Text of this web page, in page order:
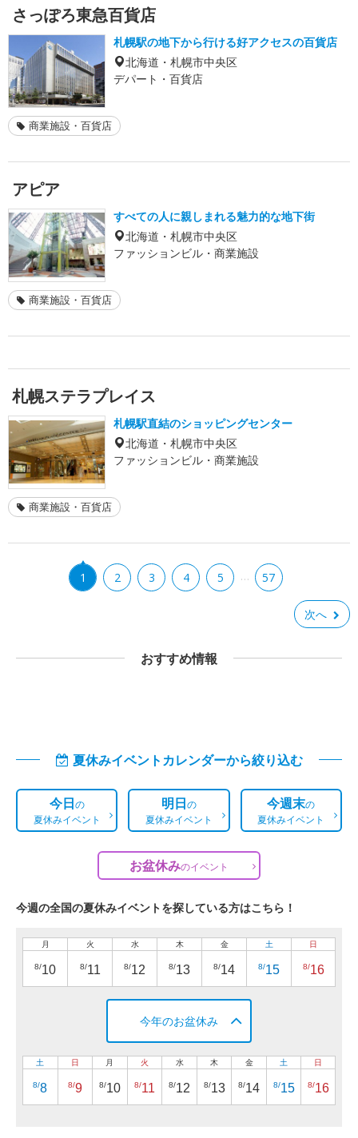
さっぽろ東急百貨店
札幌駅の地下から行ける好アクセスの百貨店
北海道・札幌市中央区
デパート・百貨店
商業施設・百貨店
アピア
すべての人に親しまれる魅力的な地下街
北海道・札幌市中央区
ファッションビル・商業施設
商業施設・百貨店
札幌ステラプレイス
札幌駅直結のショッピングセンター
北海道・札幌市中央区
ファッションビル・商業施設
商業施設・百貨店
1 2 3 4 5 … 57
次へ
おすすめ情報
夏休みイベントカレンダーから絞り込む
今日の
夏休みイベント
明日の
夏休みイベント
今週末の
夏休みイベント
お盆休みのイベント
今週の全国の夏休みイベントを探している方はこちら！
月
8/10
火
8/11
水
8/12
木
8/13
金
8/14
土
8/15
日
8/16
今年のお盆休み
土
8/8
日
8/9
月
8/10
火
8/11
水
8/12
木
8/13
金
8/14
土
8/15
日
8/16